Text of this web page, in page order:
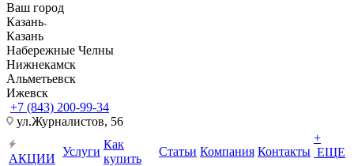
Ваш город
Казань
Казань
Набережные Челны
Нижнекамск
Альметьевск
Ижевск
+7 (843) 200-99-34
ул.Журналистов, 56
АКЦИИ
Услуги
Как
купить
Статьи Компания Контакты
+
ЕЩЕ